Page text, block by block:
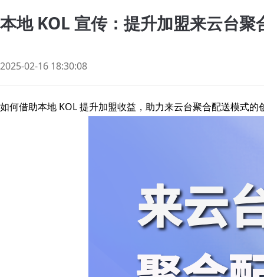
本地 KOL 宣传：提升加盟来云台聚
2025-02-16 18:30:08
如何借助本地 KOL 提升加盟收益，助力来云台聚合配送模式的